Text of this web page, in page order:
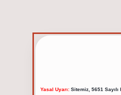
Yasal Uyarı:Sitemiz, 5651